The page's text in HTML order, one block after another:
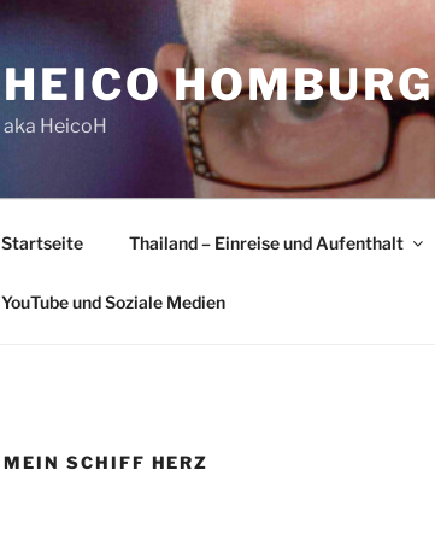
HEICO HOMBURG
aka HeicoH
Startseite Thailand – Einreise und Aufenthalt
YouTube und Soziale Medien
MEIN SCHIFF HERZ